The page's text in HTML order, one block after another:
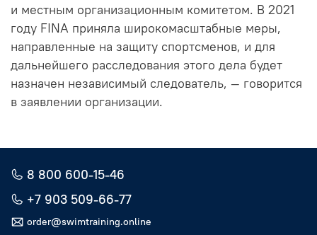
и местным организационным комитетом. В 2021
году FINA приняла широкомасштабные меры,
направленные на защиту спортсменов, и для
дальнейшего расследования этого дела будет
назначен независимый следователь, — говорится
в заявлении организации.
8 800 600-15-46
+7 903 509-66-77
order@swimtraining.online